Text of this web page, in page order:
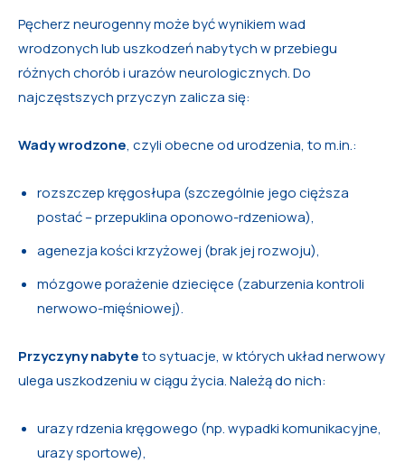
Pęcherz neurogenny może być wynikiem wad
wrodzonych lub uszkodzeń nabytych w przebiegu
różnych chorób i urazów neurologicznych. Do
najczęstszych przyczyn zalicza się:
Wady wrodzone, czyli obecne od urodzenia, to m.in.:
rozszczep kręgosłupa (szczególnie jego cięższa
postać – przepuklina oponowo-rdzeniowa),
agenezja kości krzyżowej (brak jej rozwoju),
mózgowe porażenie dziecięce (zaburzenia kontroli
nerwowo-mięśniowej).
Przyczyny nabyteto sytuacje, w których układ nerwowy
ulega uszkodzeniu w ciągu życia. Należą do nich:
urazy rdzenia kręgowego (np. wypadki komunikacyjne,
urazy sportowe),